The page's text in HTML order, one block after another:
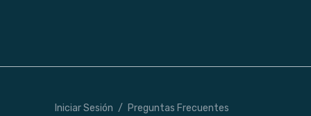
Iniciar Sesión / Preguntas Frecuentes